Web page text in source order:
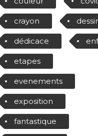
crayon
dédicace
etapes
evenements
exposition
fantastique